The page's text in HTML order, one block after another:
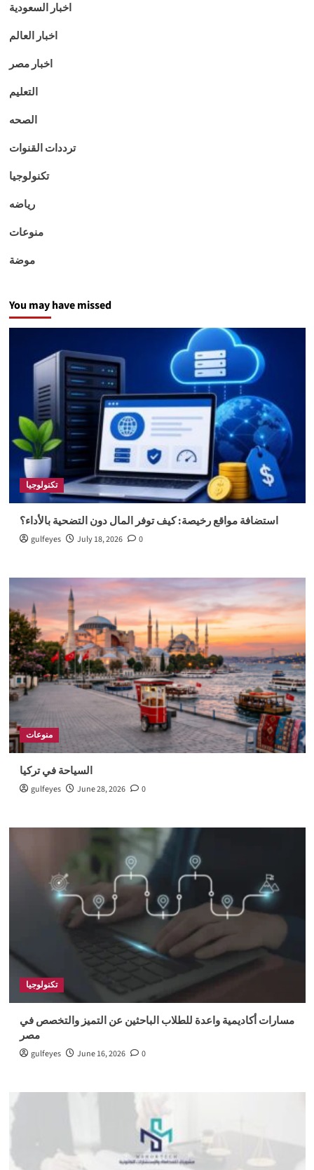
اخبار السعودية
اخبار العالم
اخبار مصر
التعليم
الصحه
ترددات القنوات
تكنولوجيا
رياضه
منوعات
موضة
You may have missed
تكنولوجيا
استضافة مواقع رخيصة: كيف توفر المال دون التضحية بالأداء؟
gulfeyes July 18, 2026 0
منوعات
السياحة في تركيا
gulfeyes June 28, 2026 0
تكنولوجيا
مسارات أكاديمية واعدة للطلاب الباحثين عن التميز والتخصص في
مصر
gulfeyes June 16, 2026 0